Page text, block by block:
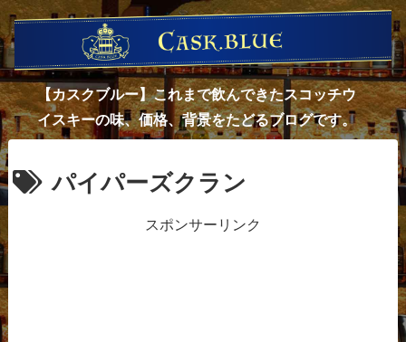
【カスクブルー】これまで飲んできたスコッチウ
イスキーの味、価格、背景をたどるブログです。
パイパーズクラン
スポンサーリンク